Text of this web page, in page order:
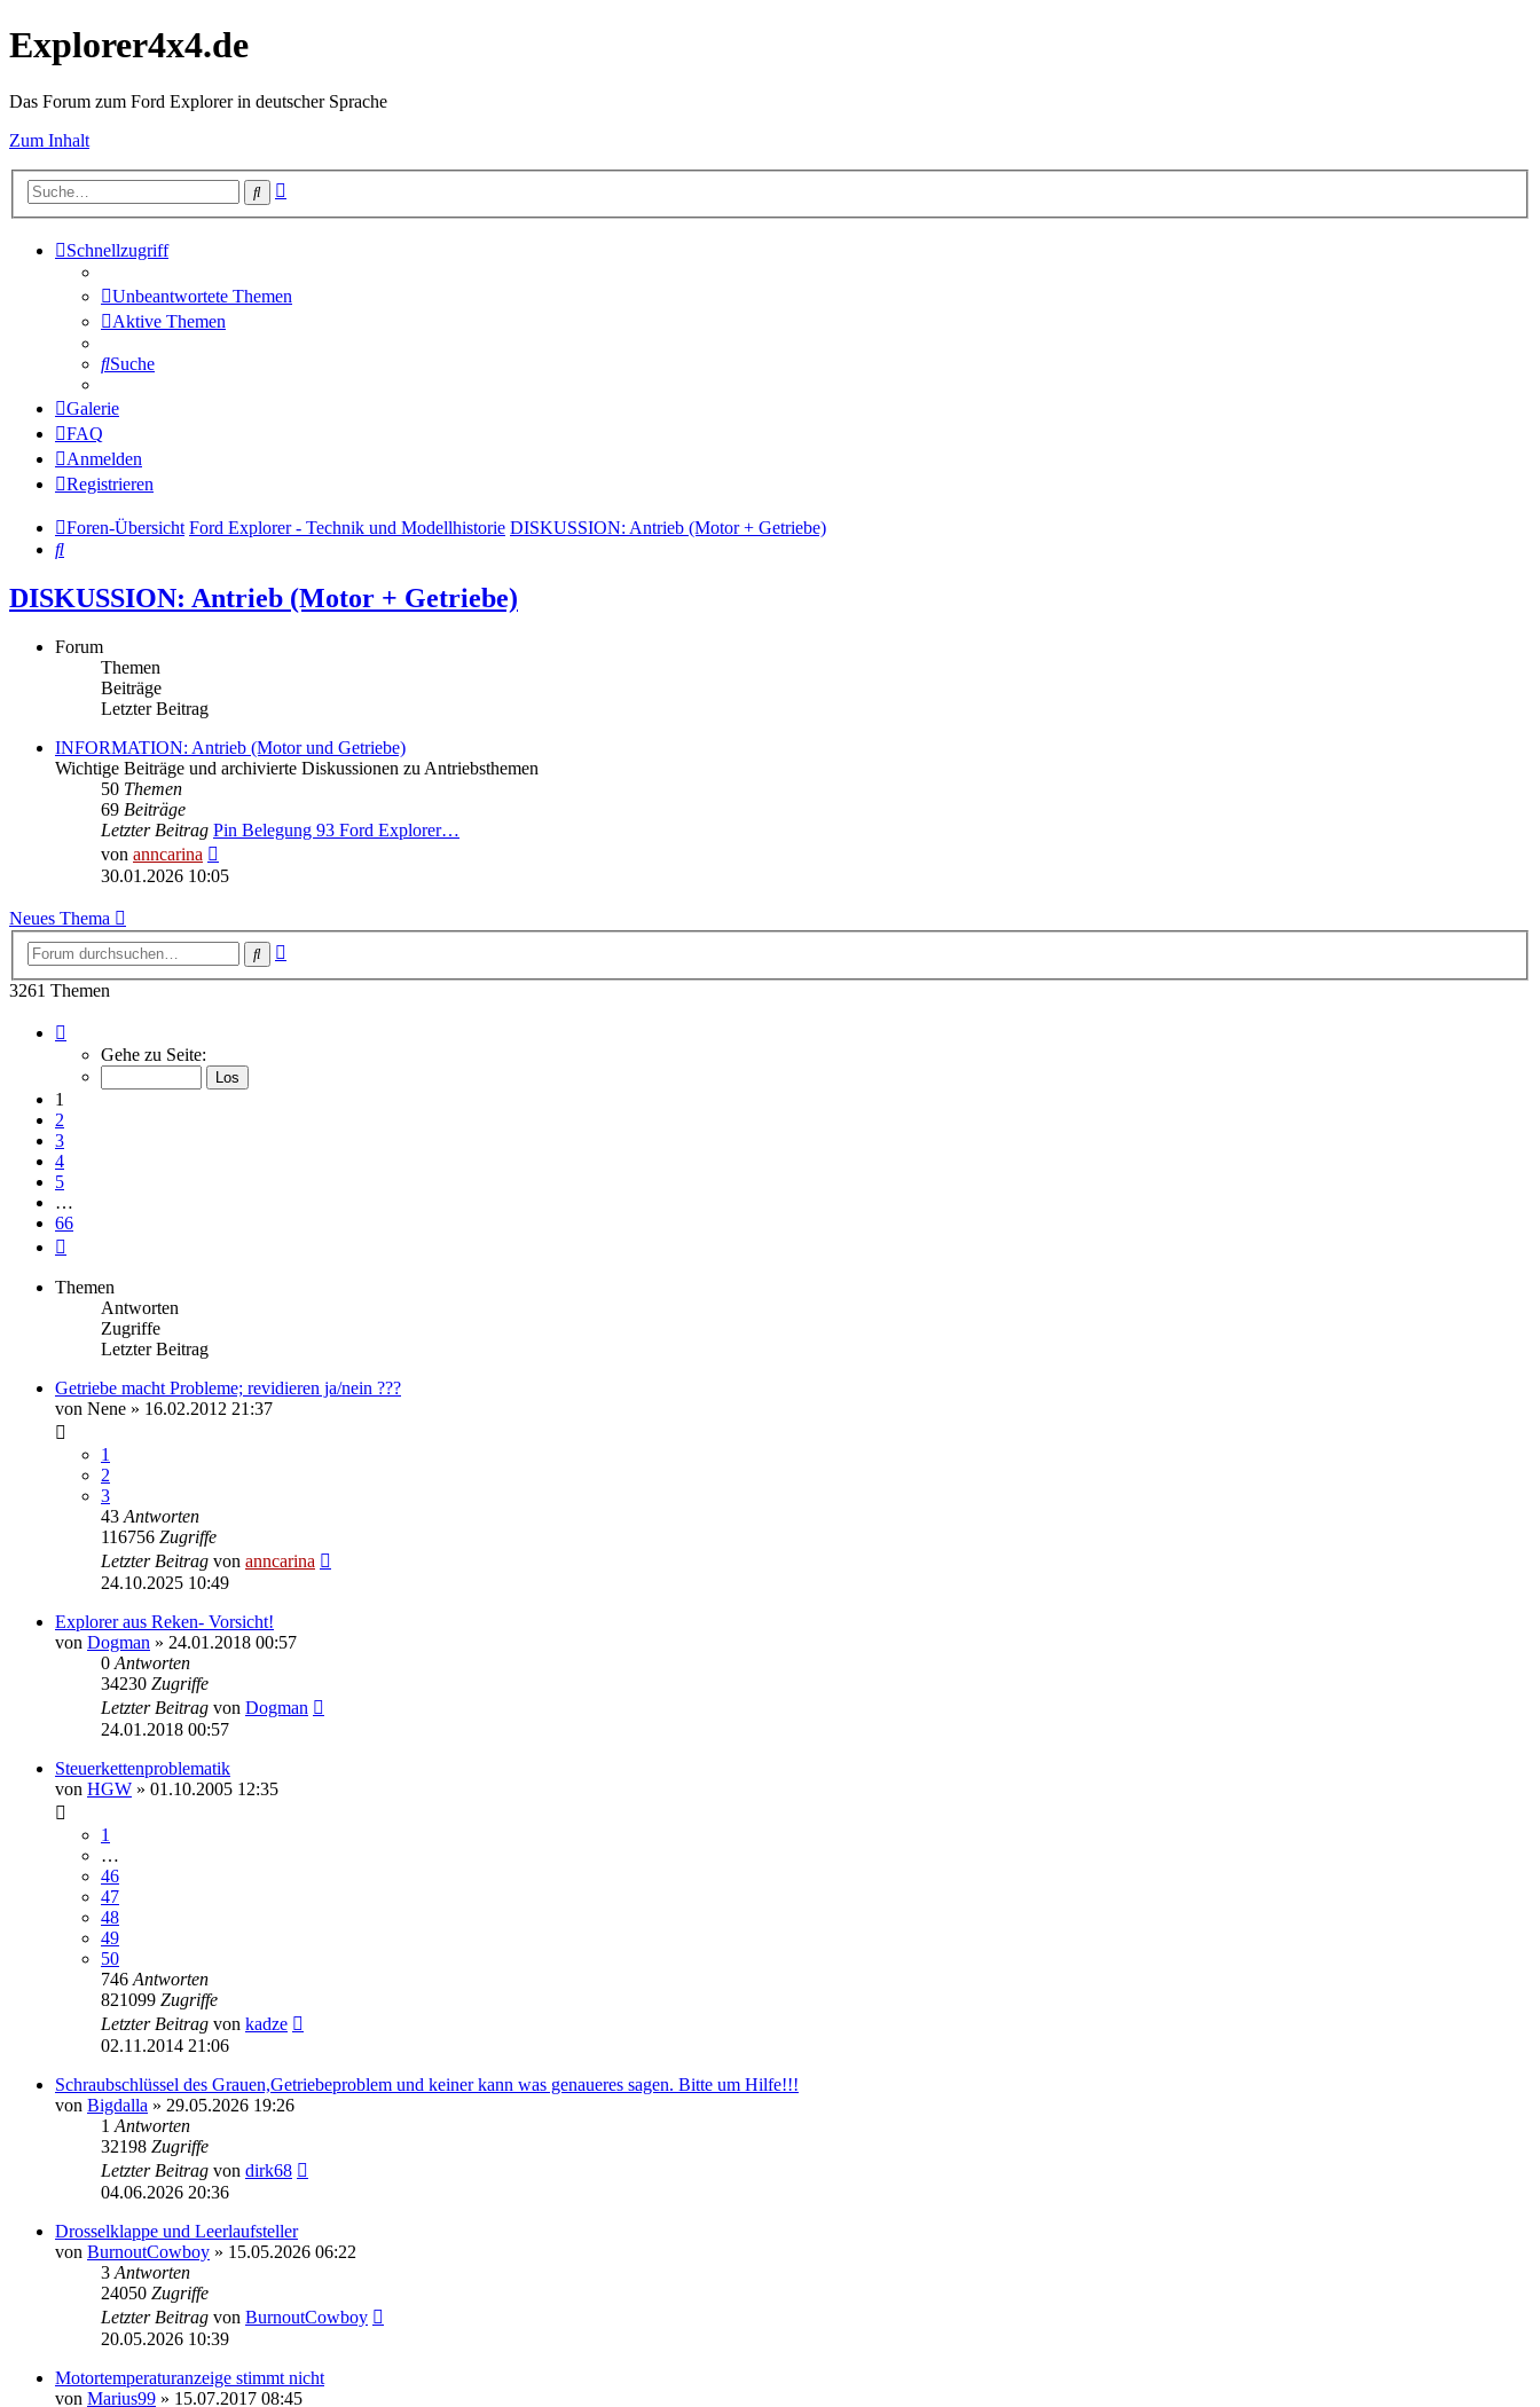
Explorer4x4.de
Das Forum zum Ford Explorer in deutscher Sprache
Zum Inhalt
Suche
Schnellzugriff
Unbeantwortete Themen
Aktive Themen
Suche
Galerie
FAQ
Anmelden
Registrieren
Foren-Übersicht Ford Explorer - Technik und Modellhistorie DISKUSSION: Antrieb (Motor + Getriebe)
Suche
DISKUSSION: Antrieb (Motor + Getriebe)
Forum
Themen
Beiträge
Letzter Beitrag
INFORMATION: Antrieb (Motor und Getriebe)
Wichtige Beiträge und archivierte Diskussionen zu Antriebsthemen
50 Themen
69 Beiträge
Letzter Beitrag Pin Belegung 93 Ford Explorer…
von anncarina
Beitrag
30.01.2026 10:05
Neues Thema
Suche
3261 Themen
von
Gehe zu Seite:
1
2
3
4
5
…
66
Themen
Antworten
Zugriffe
Letzter Beitrag
Getriebe macht Probleme; revidieren ja/nein ???
von Nene » 16.02.2012 21:37
1
2
3
43 Antworten
116756 Zugriffe
Letzter Beitrag von anncarina
24.10.2025 10:49
Explorer aus Reken- Vorsicht!
von Dogman » 24.01.2018 00:57
0 Antworten
34230 Zugriffe
Letzter Beitrag von Dogman
24.01.2018 00:57
Steuerkettenproblematik
von HGW » 01.10.2005 12:35
1
…
46
47
48
49
50
746 Antworten
821099 Zugriffe
Letzter Beitrag von kadze
02.11.2014 21:06
Schraubschlüssel des Grauen,Getriebeproblem und keiner kann was genaueres sagen. Bitte um Hilfe!!!
von Bigdalla » 29.05.2026 19:26
1 Antworten
32198 Zugriffe
Letzter Beitrag von dirk68
04.06.2026 20:36
Drosselklappe und Leerlaufsteller
von BurnoutCowboy » 15.05.2026 06:22
3 Antworten
24050 Zugriffe
Letzter Beitrag von BurnoutCowboy
20.05.2026 10:39
Motortemperaturanzeige stimmt nicht
von Marius99 » 15.07.2017 08:45